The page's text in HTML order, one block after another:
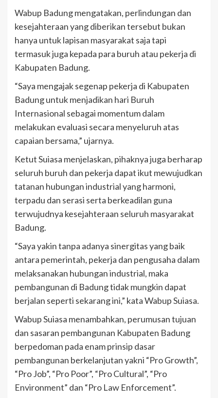
Wabup Badung mengatakan, perlindungan dan
kesejahteraan yang diberikan tersebut bukan
hanya untuk lapisan masyarakat saja tapi
termasuk juga kepada para buruh atau pekerja di
Kabupaten Badung.
“Saya mengajak segenap pekerja di Kabupaten
Badung untuk menjadikan hari Buruh
Internasional sebagai momentum dalam
melakukan evaluasi secara menyeluruh atas
capaian bersama,” ujarnya.
Ketut Suiasa menjelaskan, pihaknya juga berharap
seluruh buruh dan pekerja dapat ikut mewujudkan
tatanan hubungan industrial yang harmoni,
terpadu dan serasi serta berkeadilan guna
terwujudnya kesejahteraan seluruh masyarakat
Badung.
“Saya yakin tanpa adanya sinergitas yang baik
antara pemerintah, pekerja dan pengusaha dalam
melaksanakan hubungan industrial, maka
pembangunan di Badung tidak mungkin dapat
berjalan seperti sekarang ini,” kata Wabup Suiasa.
Wabup Suiasa menambahkan, perumusan tujuan
dan sasaran pembangunan Kabupaten Badung
berpedoman pada enam prinsip dasar
pembangunan berkelanjutan yakni “Pro Growth”,
“Pro Job”, “Pro Poor”, “Pro Cultural”, “Pro
Environment” dan “Pro Law Enforcement”.